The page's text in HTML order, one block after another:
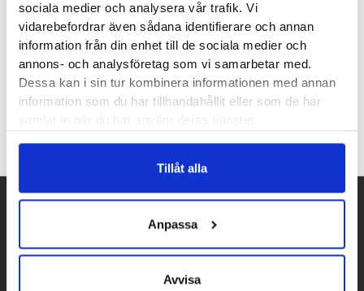
sociala medier och analysera vår trafik. Vi
vidarebefordrar även sådana identifierare och annan
information från din enhet till de sociala medier och
annons- och analysföretag som vi samarbetar med.
Dessa kan i sin tur kombinera informationen med annan
information som du har tillhandahållit eller som de har
Tillåt alla
Anpassa
Avvisa
1999 kr
• Lindrar och förebygger
migrän